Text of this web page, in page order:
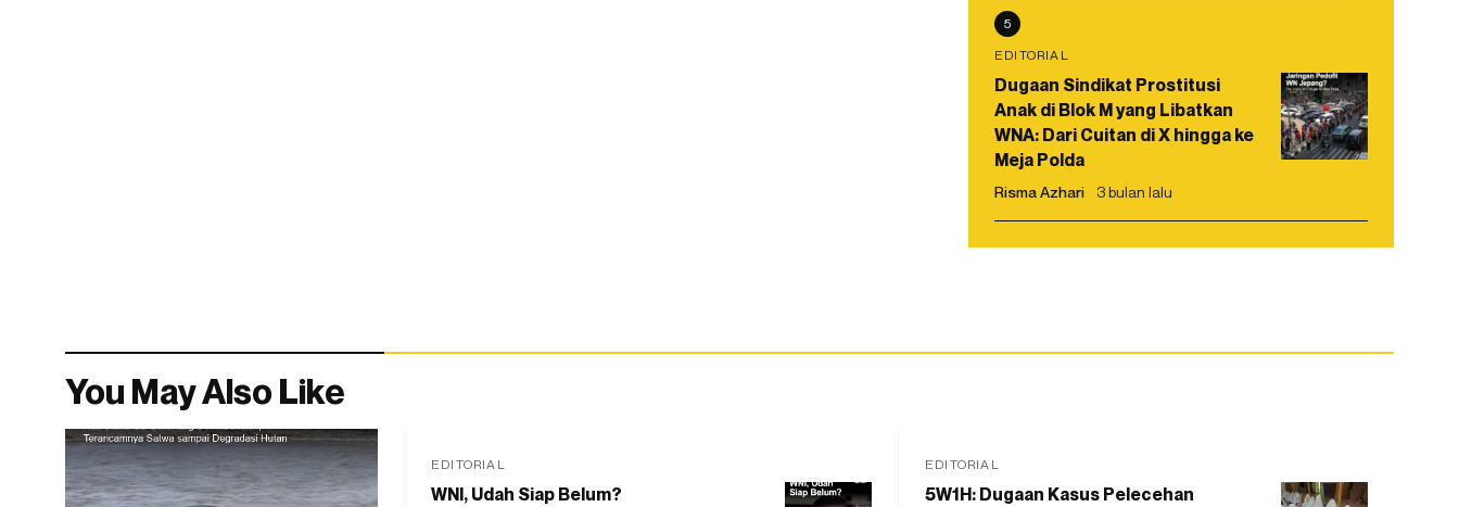
5
EDITORIAL
Dugaan Sindikat Prostitusi
Anak di Blok M yang Libatkan
WNA: Dari Cuitan di X hingga ke
Meja Polda
Risma Azhari 3 bulan lalu
You May Also Like
EDITORIAL
WNI, Udah Siap Belum?
EDITORIAL
5W1H: Dugaan Kasus Pelecehan